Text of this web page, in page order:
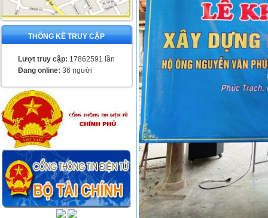
THỐNG KÊ TRUY CẬP
Lượt truy cập: 17862591 lần
Đang online: 36 người